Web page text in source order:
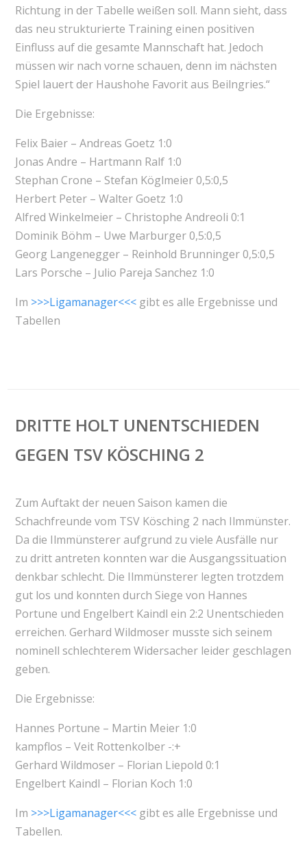
Richtung in der Tabelle weißen soll. Mann sieht, dass
das neu strukturierte Training einen positiven
Einfluss auf die gesamte Mannschaft hat. Jedoch
müssen wir nach vorne schauen, denn im nächsten
Spiel lauert der Haushohe Favorit aus Beilngries.“
Die Ergebnisse:
Felix Baier – Andreas Goetz 1:0
Jonas Andre – Hartmann Ralf 1:0
Stephan Crone – Stefan Köglmeier 0,5:0,5
Herbert Peter – Walter Goetz 1:0
Alfred Winkelmeier – Christophe Andreoli 0:1
Dominik Böhm – Uwe Marburger 0,5:0,5
Georg Langenegger – Reinhold Brunninger 0,5:0,5
Lars Porsche – Julio Pareja Sanchez 1:0
Im >>>Ligamanager<<<gibt es alle Ergebnisse und
Tabellen
DRITTE HOLT UNENTSCHIEDEN
GEGEN TSV KÖSCHING 2
Zum Auftakt der neuen Saison kamen die
Schachfreunde vom TSV Kösching 2 nach Ilmmünster.
Da die Ilmmünsterer aufgrund zu viele Ausfälle nur
zu dritt antreten konnten war die Ausgangssituation
denkbar schlecht. Die Ilmmünsterer legten trotzdem
gut los und konnten durch Siege von Hannes
Portune und Engelbert Kaindl ein 2:2 Unentschieden
erreichen. Gerhard Wildmoser musste sich seinem
nominell schlechterem Widersacher leider geschlagen
geben.
Die Ergebnisse:
Hannes Portune – Martin Meier 1:0
kampflos – Veit Rottenkolber -:+
Gerhard Wildmoser – Florian Liepold 0:1
Engelbert Kaindl – Florian Koch 1:0
Im >>>Ligamanager<<<gibt es alle Ergebnisse und
Tabellen.